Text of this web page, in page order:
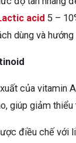
acid 5 –
dùng và
của vitamin
giúp giảm
điều chế với